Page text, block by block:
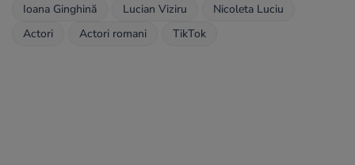
Ioana Ginghină Lucian Viziru
Nicoleta Luciu
Actori
Actori romani TikTok